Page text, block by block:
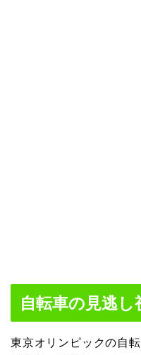
自転車の見逃し
東京オリンピックの自